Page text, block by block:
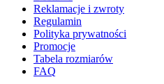
Reklamacje i zwroty
Regulamin
Polityka prywatności
Promocje
Tabela rozmiarów
FAQ